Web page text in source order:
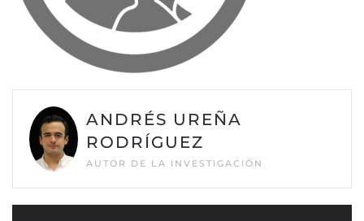
ANDRÉS UREÑA
RODRÍGUEZ
AUTOR DE LA INVESTIGACIÓN